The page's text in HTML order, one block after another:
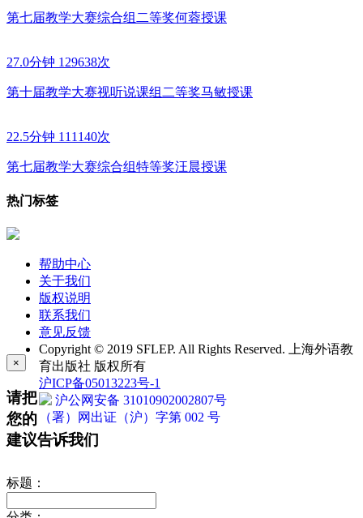
第七届教学大赛综合组二等奖何蓉授课
27.0分钟 129638次
第十届教学大赛视听说课组二等奖马敏授课
22.5分钟 111140次
第七届教学大赛综合组特等奖汪晨授课
热门标签
帮助中心
关于我们
版权说明
联系我们
意见反馈
Copyright © 2019 SFLEP. All Rights Reserved. 上海外语教
育出版社 版权所有
沪ICP备05013223号-1
沪公网安备 31010902002807号
（署）网出证（沪）字第 002 号
×
请把
您的
建议告诉我们
标题：